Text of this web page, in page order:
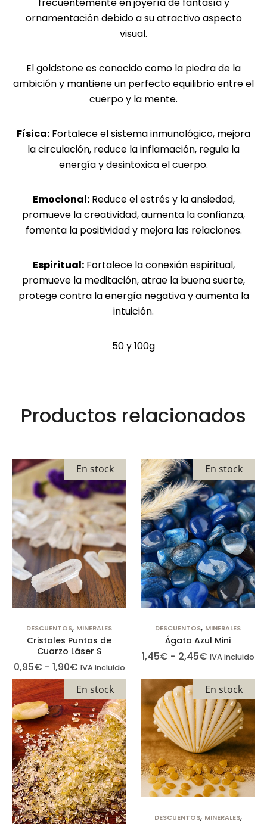
ornamentación debido a su atractivo aspecto
visual.
El goldstone es conocido como la piedra de la
ambición y mantiene un perfecto equilibrio entre el
cuerpo y la mente.
Física: Fortalece el sistema inmunológico, mejora
la circulación, reduce la inflamación, regula la
energía y desintoxica el cuerpo.
Emocional:Reduce el estrés y la ansiedad,
promueve la creatividad, aumenta la confianza,
fomenta la positividad y mejora las relaciones.
Espiritual:Fortalece la conexión espiritual,
promueve la meditación, atrae la buena suerte,
protege contra la energía negativa y aumenta la
intuición.
50 y 100g
Productos relacionados
En stock
DESCUENTOS, MINERALES
Cristales Puntas de
Cuarzo Láser S
0,95€ - 1,90€ IVA incluido
En stock
DESCUENTOS, MINERALES
Ágata Azul Mini
1,45€ - 2,45€ IVA incluido
En stock En stock
DESCUENTOS, MINERALES,
Para que
podamos
y la
estructura
del sitio web,
de cómo se
utiliza el sitio
Cookies de
experiencia
Para que
web funcione lo
mejor posible
durante su
visita. Si
algunas
Estas cookies
pueden ser
establecidas
a través de
nuestro sitio
por nuestras
herramientas
de
seguimiento
como Google
Google Tag
Manager.
Estas
empresas
pueden
utilizarlos para
crear un perfil
de sus
intereses y
mostrarle
anuncios
relevantes en